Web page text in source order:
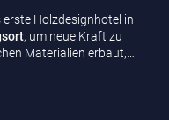
erste Holzdesignhotel in
, um neue Kraft zu
Materialien erbaut,…